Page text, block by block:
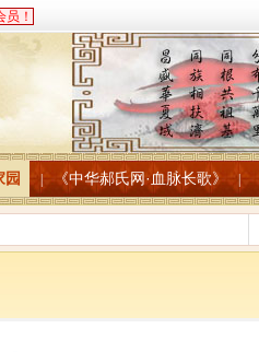
！
园 《中华郝氏网·血脉长歌》